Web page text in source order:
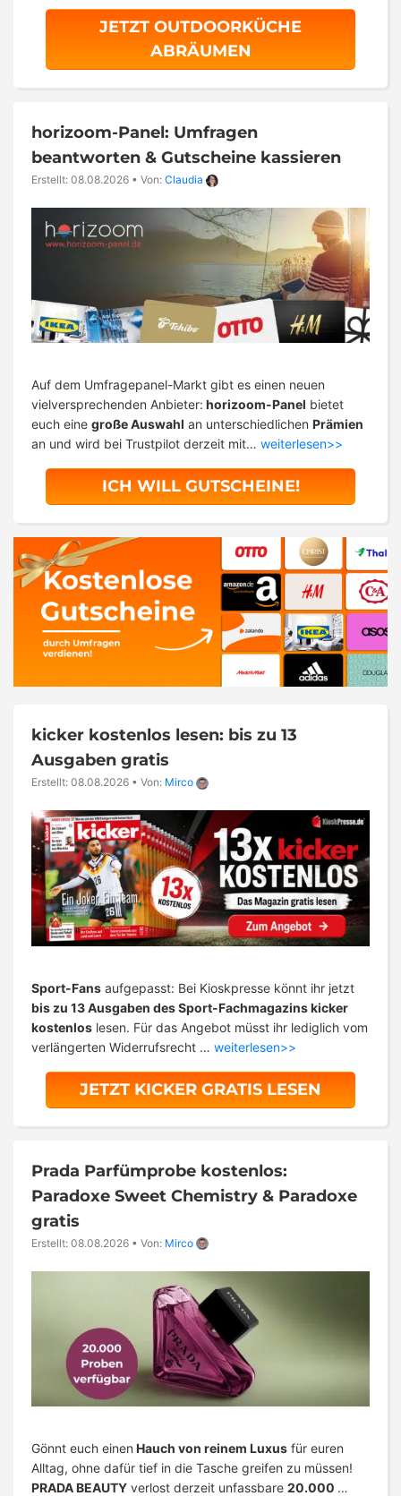
JETZT OUTDOORKÜCHE
ABRÄUMEN
horizoom-Panel: Umfragen
beantworten & Gutscheine kassieren
Erstellt: 08.08.2026 • Von: Claudia
Auf dem Umfragepanel-Markt gibt es einen neuen
vielversprechenden Anbieter: horizoom-Panel bietet
euch eine große Auswahl an unterschiedlichen Prämien
an und wird bei Trustpilot derzeit mit… weiterlesen>>
ICH WILL GUTSCHEINE!
kicker kostenlos lesen: bis zu 13
Ausgaben gratis
Erstellt: 08.08.2026 • Von: Mirco
Sport-Fans aufgepasst: Bei Kioskpresse könnt ihr jetzt
bis zu 13 Ausgaben des Sport-Fachmagazins kicker
kostenlos lesen. Für das Angebot müsst ihr lediglich vom
verlängerten Widerrufsrecht … weiterlesen>>
JETZT KICKER GRATIS LESEN
Prada Parfümprobe kostenlos:
Paradoxe Sweet Chemistry & Paradoxe
gratis
Erstellt: 08.08.2026 • Von: Mirco
Gönnt euch einen Hauch von reinem Luxus für euren
Alltag, ohne dafür tief in die Tasche greifen zu müssen!
PRADA BEAUTY verlost derzeit unfassbare 20.000 …